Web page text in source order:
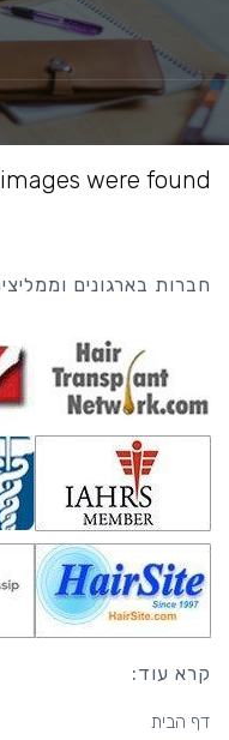
were found
חברות בארגונים
קרא עוד:
דף הבית